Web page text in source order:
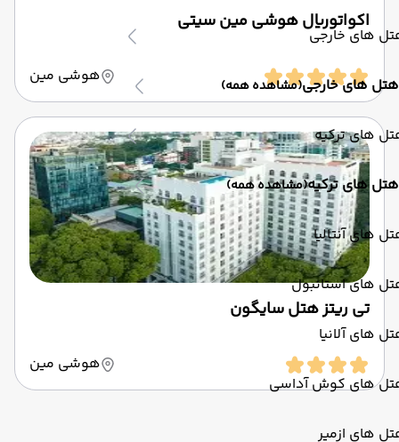
های خارجی
هتل های خارجی(مشاهده همه)
های ترکیه
هتل های ترکیه(مشاهده همه)
های آنتالیا
های استانبول
های آلانیا
های کوش آداسی
های ازمیر
اکواتوریال هوشی مین سیتی
هوشی مین
تی ریتز هتل سایگون
هوشی مین